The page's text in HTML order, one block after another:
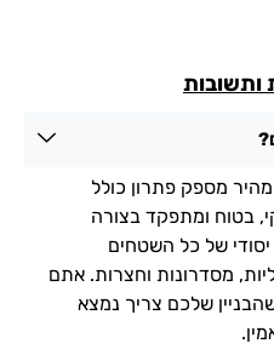
פתרון כולל
בצורה
כל השטחים
וחצרות. אתם
צריך נמצא